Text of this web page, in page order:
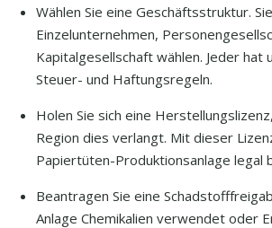
Wählen Sie eine Geschäftsstruktur.
Einzelunternehmen,
Kapitalgesellschaft wählen. Jeder hat
Steuer- und Haftungsregeln.
Holen Sie sich eine
Region dies verlangt. Mit dieser
Papiertüten-Produktionsanlage legal
Beantragen Sie eine
Anlage Chemikalien verwendet oder